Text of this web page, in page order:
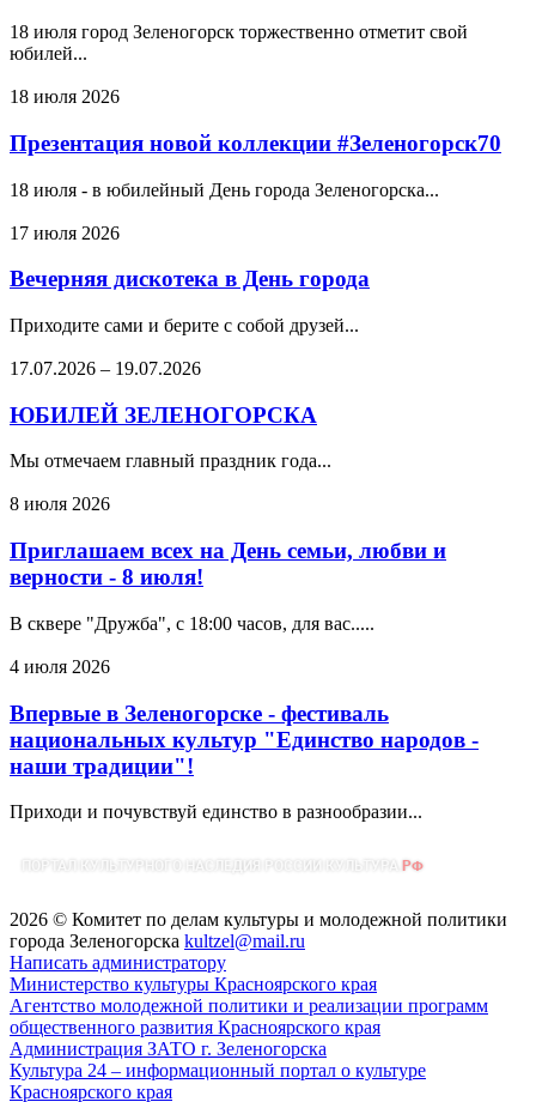
18 июля город Зеленогорск торжественно отметит свой
юбилей...
18 июля 2026
Презентация новой коллекции #Зеленогорск70
18 июля - в юбилейный День города Зеленогорска...
17 июля 2026
Вечерняя дискотека в День города
Приходите сами и берите с собой друзей...
17.07.2026 – 19.07.2026
ЮБИЛЕЙ ЗЕЛЕНОГОРСКА
Мы отмечаем главный праздник года...
8 июля 2026
Приглашаем всех на День семьи, любви и
верности - 8 июля!
В сквере "Дружба", с 18:00 часов, для вас.....
4 июля 2026
Впервые в Зеленогорске - фестиваль
национальных культур "Единство народов -
наши традиции"!
Приходи и почувствуй единство в разнообразии...
2026 © Комитет по делам культуры и молодежной политики
города Зеленогорска kultzel@mail.ru
Написать администратору
Министерство культуры Красноярского края
Агентство молодежной политики и реализации программ
общественного развития Красноярского края
Администрация ЗАТО г. Зеленогорска
Культура 24 – информационный портал о культуре
Красноярского края